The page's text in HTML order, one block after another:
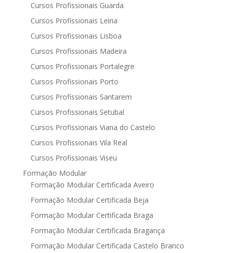
Cursos Profissionais Guarda
Cursos Profissionais Leiria
Cursos Profissionais Lisboa
Cursos Profissionais Madeira
Cursos Profissionais Portalegre
Cursos Profissionais Porto
Cursos Profissionais Santarem
Cursos Profissionais Setubal
Cursos Profissionais Viana do Castelo
Cursos Profissionais Vila Real
Cursos Profissionais Viseu
Formação Modular
Formação Modular Certificada Aveiro
Formação Modular Certificada Beja
Formação Modular Certificada Braga
Formação Modular Certificada Bragança
Formação Modular Certificada Castelo Branco